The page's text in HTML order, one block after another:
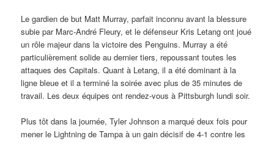
Le gardien de but Matt Murray, parfait inconnu avant la blessure
subie par Marc-André Fleury, et le défenseur Kris Letang ont joué
un rôle majeur dans la victoire des Penguins. Murray a été
particulièrement solide au dernier tiers, repoussant toutes les
attaques des Capitals. Quant à Letang, il a été dominant à la
ligne bleue et il a terminé la soirée avec plus de 35 minutes de
travail. Les deux équipes ont rendez-vous à Pittsburgh lundi soir.
Plus tôt dans la journée, Tyler Johnson a marqué deux fois pour
mener le Lightning de Tampa à un gain décisif de 4-1 contre les